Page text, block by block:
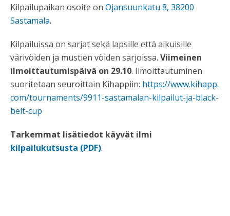
Kilpailupaikan osoite on Ojansuunkatu 8, 38200
Sastamala.
Kilpailuissa on sarjat sekä lapsille että aikuisille
värivöiden ja mustien vöiden sarjoissa. Viimeinen
ilmoittautumispäivä on 29.10. Ilmoittautuminen
suoritetaan seuroittain Kihappiin: https://www.kihapp.
com/tournaments/9911-sastamalan-kilpailut-ja-black-
belt-cup
Tarkemmat lisätiedot käyvät ilmi
kilpailukutsusta (PDF).